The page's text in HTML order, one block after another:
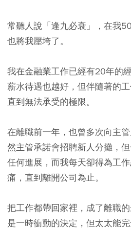
常聽人說「逢九必衰」，在我
也將我壓垮了。
我在金融業工作已經有20年的
薪水待遇也越好，但伴隨著的
直到無法承受的極限。
在離職前一年，也曾多次向主
然主管承諾會招聘新人分攤，
任何進展，而我每天卻得為工
痛，直到離開公司為止。
把工作都帶回家裡，成了離職
是一時衝動的決定，但太太能